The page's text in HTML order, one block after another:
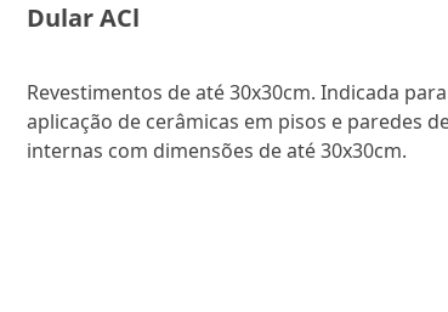
Dular ACl
Revestimentos de até 30x30cm. Indicada para
aplicação de cerâmicas em pisos e paredes
internas com dimensões de até 30x30cm.